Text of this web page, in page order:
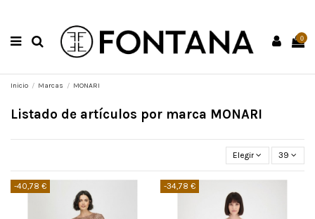
0
Inicio Marcas MONARI
Listado de artículos por marca MONARI
Elegir 39
-40,78 € -34,78 €